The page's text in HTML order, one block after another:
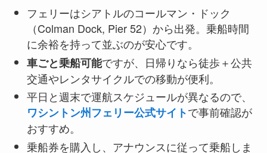
フェリーはシアトルのコールマン・ドック
（Colman Dock, Pier 52）から出発。乗船時間
に余裕を持って並ぶのが安心です。
車ごと乗船可能ですが、日帰りなら徒歩＋公共
交通やレンタサイクルでの移動が便利。
平日と週末で運航スケジュールが異なるので、
ワシントン州フェリー公式サイトで事前確認が
おすすめ。
乗船券を購入し、アナウンスに従って乗船しま